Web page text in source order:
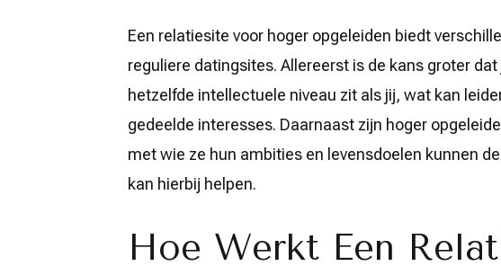
Een relatiesite voor hoger opgeleiden biedt
reguliere datingsites. Allereerst is de kans groter
hetzelfde intellectuele niveau zit als jij, wat kan
gedeelde interesses. Daarnaast zijn hoger
met wie ze hun ambities en levensdoelen kunnen
kan hierbij helpen.
Hoe Werkt Een